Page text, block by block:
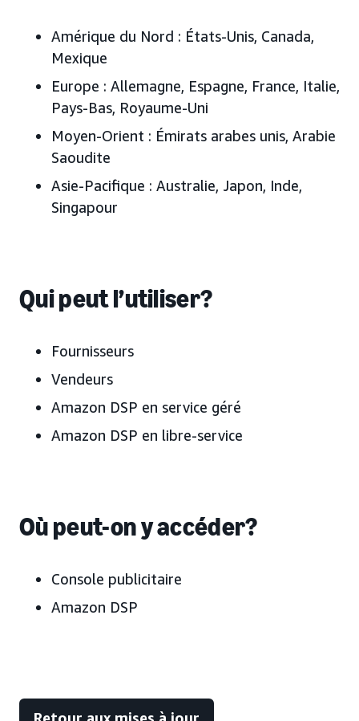
Amérique du Nord : États-Unis, Canada,
Mexique
Europe : Allemagne, Espagne, France, Italie,
Pays-Bas, Royaume-Uni
Moyen-Orient : Émirats arabes unis, Arabie
Saoudite
Asie-Pacifique : Australie, Japon, Inde,
Singapour
Qui peut l’utiliser?
Fournisseurs
Vendeurs
Amazon DSP en service géré
Amazon DSP en libre-service
Où peut-on y accéder?
Console publicitaire
Amazon DSP